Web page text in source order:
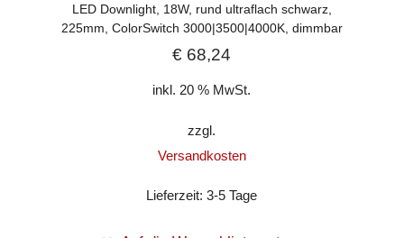
LED Downlight, 18W, rund ultraflach schwarz,
225mm, ColorSwitch 3000|3500|4000K, dimmbar
€ 68,24
inkl. 20 % MwSt.
zzgl.
Versandkosten
Lieferzeit:3-5 Tage